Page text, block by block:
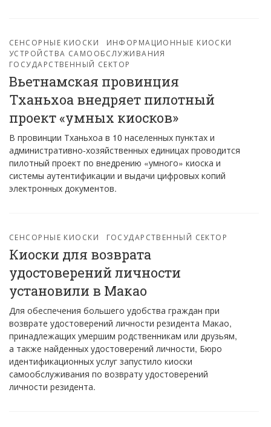
СЕНСОРНЫЕ КИОСКИ
ИНФОРМАЦИОННЫЕ КИОСКИ
УСТРОЙСТВА САМООБСЛУЖИВАНИЯ
ГОСУДАРСТВЕННЫЙ СЕКТОР
Вьетнамская провинция
Тханьхоа внедряет пилотный
проект «умных киосков»
В провинции Тханьхоа в 10 населенных пунктах и ​​
административно-хозяйственных единицах проводится
пилотный проект по внедрению «умного» киоска и
системы аутентификации и выдачи цифровых копий
электронных документов.
СЕНСОРНЫЕ КИОСКИ ГОСУДАРСТВЕННЫЙ СЕКТОР
Киоски для возврата
удостоверений личности
установили в Макао
Для обеспечения большего удобства граждан при
возврате удостоверений личности резидента Макао,
принадлежащих умершим родственникам или друзьям,
а также найденных удостоверений личности, Бюро
идентификационных услуг запустило киоски
самообслуживания по возврату удостоверений
личности резидента.